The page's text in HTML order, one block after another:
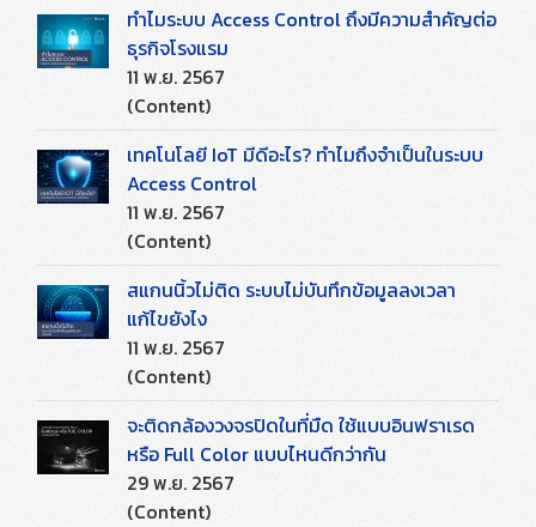
ทำไมระบบ Access Control ถึงมีความสำคัญต่อ
ธุรกิจโรงแรม
11 พ.ย. 2567
(Content)
เทคโนโลยี IoT มีดีอะไร? ทำไมถึงจำเป็นในระบบ
Access Control
11 พ.ย. 2567
(Content)
สแกนนิ้วไม่ติด ระบบไม่บันทึกข้อมูลลงเวลา
แก้ไขยังไง
11 พ.ย. 2567
(Content)
จะติดกล้องวงจรปิดในที่มืด ใช้แบบอินฟราเรด
หรือ Full Color แบบไหนดีกว่ากัน
29 พ.ย. 2567
(Content)